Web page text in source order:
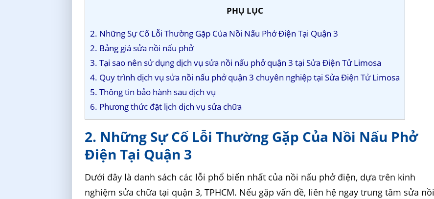
PHỤ LỤC
2. Những Sự Cố Lỗi Thường Gặp Của Nồi Nấu Phở Điện Tại Quận 3
2. Bảng giá sửa nồi nấu phở
3. Tại sao nên sử dụng dịch vụ sửa nồi nấu phở quận 3 tại Sửa Điện Tử Limosa
4. Quy trình dịch vụ sửa nồi nấu phở quận 3 chuyên nghiệp tại Sửa Điện Tử Limosa
5. Thông tin bảo hành sau dịch vụ
6. Phương thức đặt lịch dịch vụ sửa chữa
2. Những Sự Cố Lỗi Thường Gặp Của Nồi Nấu Phở
Điện Tại Quận 3
Dưới đây là danh sách các lỗi phổ biến nhất của nồi nấu phở điện, dựa trên kinh
nghiệm sửa chữa tại quận 3, TPHCM. Nếu gặp vấn đề, liên hệ ngay trung tâm sửa nồi